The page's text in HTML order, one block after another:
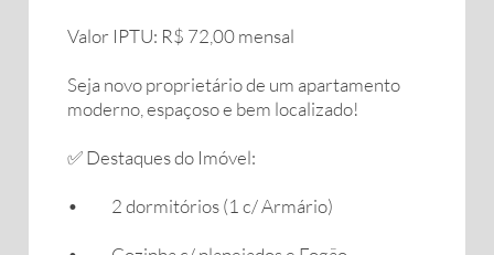
Valor IPTU: R$ 72,00 mensal
Seja novo proprietário de um apartamento
moderno, espaçoso e bem localizado!
✅ Destaques do Imóvel:
• 2 dormitórios (1 c/ Armário)